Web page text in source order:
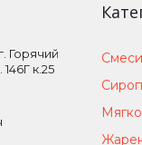
, г. Горячий
к.25